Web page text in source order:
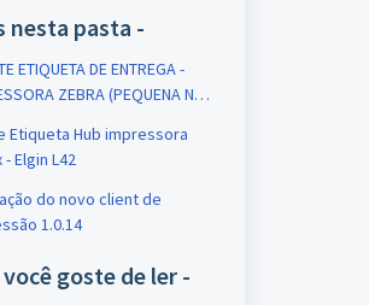
nesta pasta -
ETIQUETA DE ENTREGA -
ZEBRA (PEQUENA NO
Etiqueta Hub impressora
Elgin L42
do novo client de
1.0.14
goste de ler -